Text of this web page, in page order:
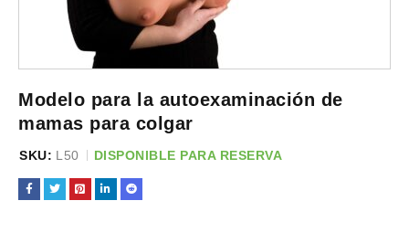
Modelo para la autoexaminación de
mamas para colgar
SKU: L50 DISPONIBLE PARA RESERVA